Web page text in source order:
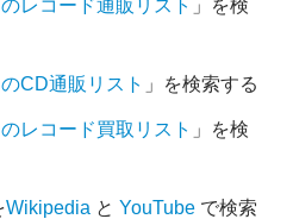
レコード通販リスト 」を検
CD通販リスト 」を検索する
レコード買取リスト 」を検
Wikipedia と YouTubeで検索